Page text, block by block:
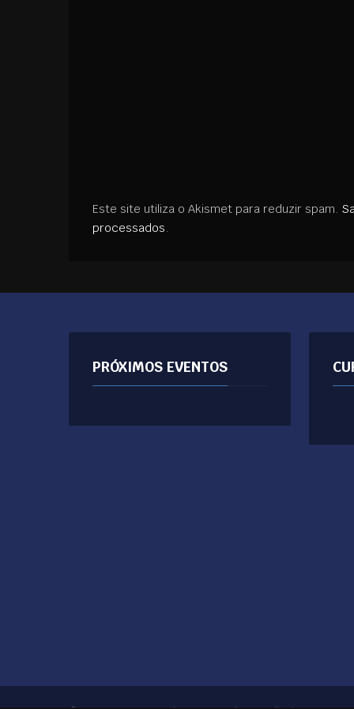
Este site utiliza o Akismet para reduzir spam.
processados.
PRÓXIMOS EVENTOS